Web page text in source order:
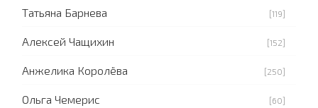
Татьяна Барнева [119]
Алексей Чащихин [152]
Анжелика Королёва [250]
Ольга Чемерис [60]